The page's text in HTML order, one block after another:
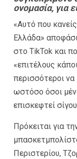
ονομασία, για
«Αυτό που
Ελλάδα»
στο TikTok και
«επιτέλους
περισσότεροι
ωστόσο όσοι
επισκεφτεί
Πρόκειται για
Περιστερίου,